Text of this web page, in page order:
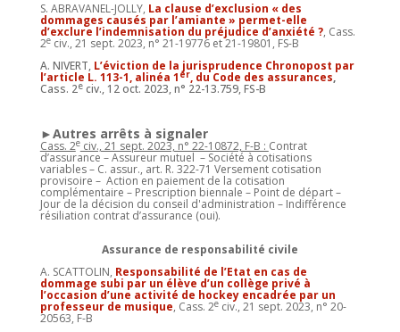
S. ABRAVANEL-JOLLY, La clause d’exclusion « des
dommages causés par l’amiante » permet-elle
d’exclure l’indemnisation du préjudice d’anxiété ?, Cass.
2eciv., 21 sept. 2023, n° 21-19776 et 21-19801, FS-B
A. NIVERT, L’éviction de la jurisprudence Chronopost par
l’article L. 113-1, alinéa 1 er, du Code des assurances,
Cass. 2eciv., 12 oct. 2023, n° 22-13.759, FS-B
►Autres arrêts à signaler
Cass. 2eciv., 21 sept. 2023, n° 22-10872, F-B : Contrat
d’assurance – Assureur mutuel – Société à cotisations
variables – C. assur., art. R. 322-71 Versement cotisation
provisoire – Action en paiement de la cotisation
complémentaire – Prescription biennale – Point de départ –
Jour de la décision du conseil d'administration – Indifférence
résiliation contrat d’assurance (oui).
Assurance de responsabilité civile
A. SCATTOLIN, Responsabilité de l’Etat en cas de
dommage subi par un élève d’un collège privé à
l’occasion d’une activité de hockey encadrée par un
professeur de musique, Cass. 2eciv., 21 sept. 2023, n° 20-
20563, F-B